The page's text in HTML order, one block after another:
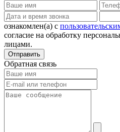
ознакомлен(а) с
согласие на обработку
лицами.
Отправить
Обратная связь